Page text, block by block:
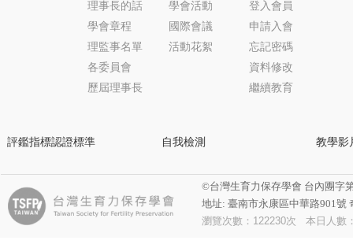
理事長的話
學會章程
理監事名單
各委員會
歷屆理事長
學會活動
國際會議
活動花絮
登入會員
申請入會
忘記密碼
資料修改
繼續教育
評鑑指標認證標準 自我檢測 教學影
©台灣生育力保存學會 台內團字
地址: 臺南市永康區中華路901
瀏覽次數： 122230次 本日人數